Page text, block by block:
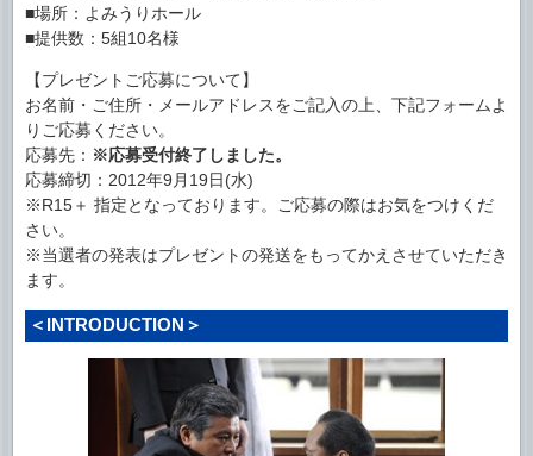
■場所：よみうりホール
■提供数：5組10名様
【プレゼントご応募について】
お名前・ご住所・メールアドレスをご記入の上、下記フォームよ
りご応募ください。
応募先： ※応募受付終了しました。
応募締切：2012年9月19日(水)
※R15＋ 指定となっております。ご応募の際はお気をつけくだ
さい。
※当選者の発表はプレゼントの発送をもってかえさせていただき
ます。
＜INTRODUCTION＞